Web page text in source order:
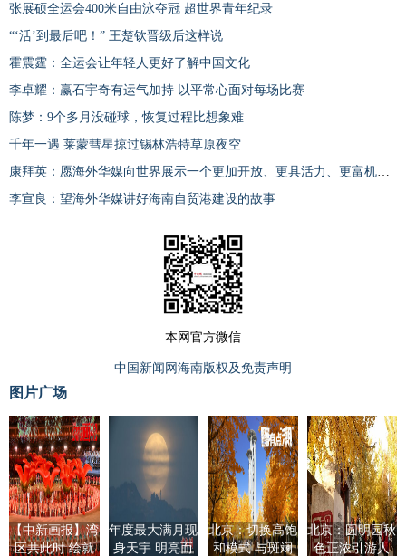
张展硕全运会400米自由泳夺冠 超世界青年纪录
“‘活’到最后吧！” 王楚钦晋级后这样说
霍震霆：全运会让年轻人更好了解中国文化
李卓耀：赢石宇奇有运气加持 以平常心面对每场比赛
陈梦：9个多月没碰球，恢复过程比想象难
千年一遇 莱蒙彗星掠过锡林浩特草原夜空
李宣良：望海外华媒讲好海南自贸港建设的故事
本网官方微信
中国新闻网海南版权及免责声明
图片广场
【中新画报】湾
区共此时 绘就
年度最大满月现
身天宇 明亮而
北京：切换高饱
和模式 与斑斓
北京：圆明园秋
色正浓引游人